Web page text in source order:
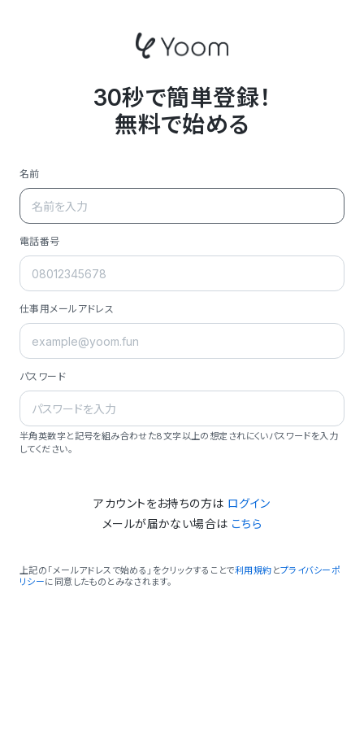
30秒で簡単登録！
無料で始める
名前
電話番号
仕事用メールアドレス
パスワード
半角英数字と記号を組み合わせた8文字以上の想定されにくいパスワードを入力
してください。
アカウントをお持ちの方は ログイン
メールが届かない場合は こちら
上記の「メールアドレスで始める」をクリックすることで利用規約 とプライバシーポ
リシーに同意したものとみなされます。